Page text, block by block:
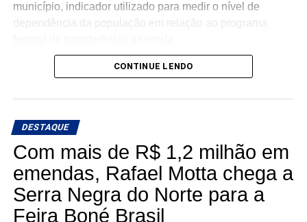
município, indicador utilizado para medir o nível de
dependência da população em relação ao programa
Com população de 4.558 habitantes, São José do Seridó
Família, o equivalente a 13,6% da população, o menor
percentual entre os municípios potiguares analisados.
Na sequência aparecem Ouro Branco (16,7%), Cruzeta
(18,5%), Parnamirim (20,1%), Jardim do Seridó (20,7%),
Acari (21,8%), Natal (22,3%), Carnaúba dos Dantas
(23,2%), Mossoró (25,7%) e Caicó (30,2%).
CONTINUE LENDO
DESTAQUE
Com mais de R$ 1,2 milhão em
emendas, Rafael Motta chega a
Serra Negra do Norte para a
Feira Boné Brasil